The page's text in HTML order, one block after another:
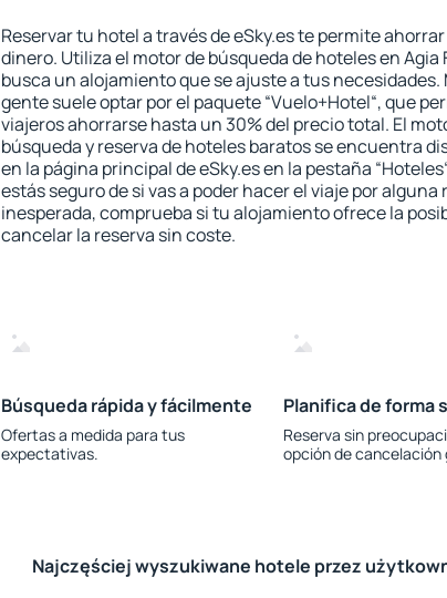
Reservar tu hotel a través de eSky.es te permite
dinero. Utiliza el motor de búsqueda de hoteles en Agia
busca un alojamiento que se ajuste a tus necesidades.
gente suele optar por el paquete “Vuelo+Hotel“, que
viajeros ahorrarse hasta un 30% del precio total. El
búsqueda y reserva de hoteles baratos se encuentra
en la página principal de eSky.es en la pestaña
estás seguro de si vas a poder hacer el viaje por alguna
inesperada, comprueba si tu alojamiento ofrece la
cancelar la reserva sin coste.
Búsqueda rápida y fácilmente
Ofertas a medida para tus
expectativas.
Planifica de forma
Reserva sin
opción de
Najczęściej wyszukiwane hotele przez